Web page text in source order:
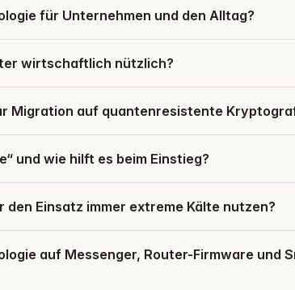
für Unternehmen und den Alltag?
wirtschaftlich nützlich?
Migration auf quantenresistente
und wie hilft es beim Einstieg?
Einsatz immer extreme Kälte nutzen?
auf Messenger, Router-Firmware und